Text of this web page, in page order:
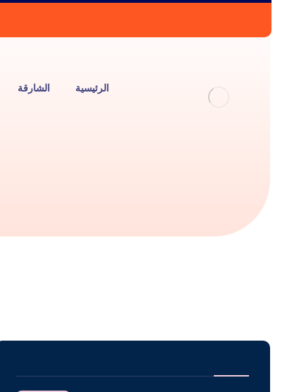
الرئيسية الشارقة